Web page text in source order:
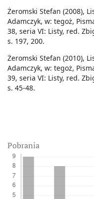
Pobrania
Żeromski Stefan (2008),
Adamczyk, w: tegoż,
38, seria VI: Listy, red.
s. 197, 200.
Żeromski Stefan (2010),
Adamczyk, w: tegoż,
39, seria VI: Listy, red.
s. 45-48.